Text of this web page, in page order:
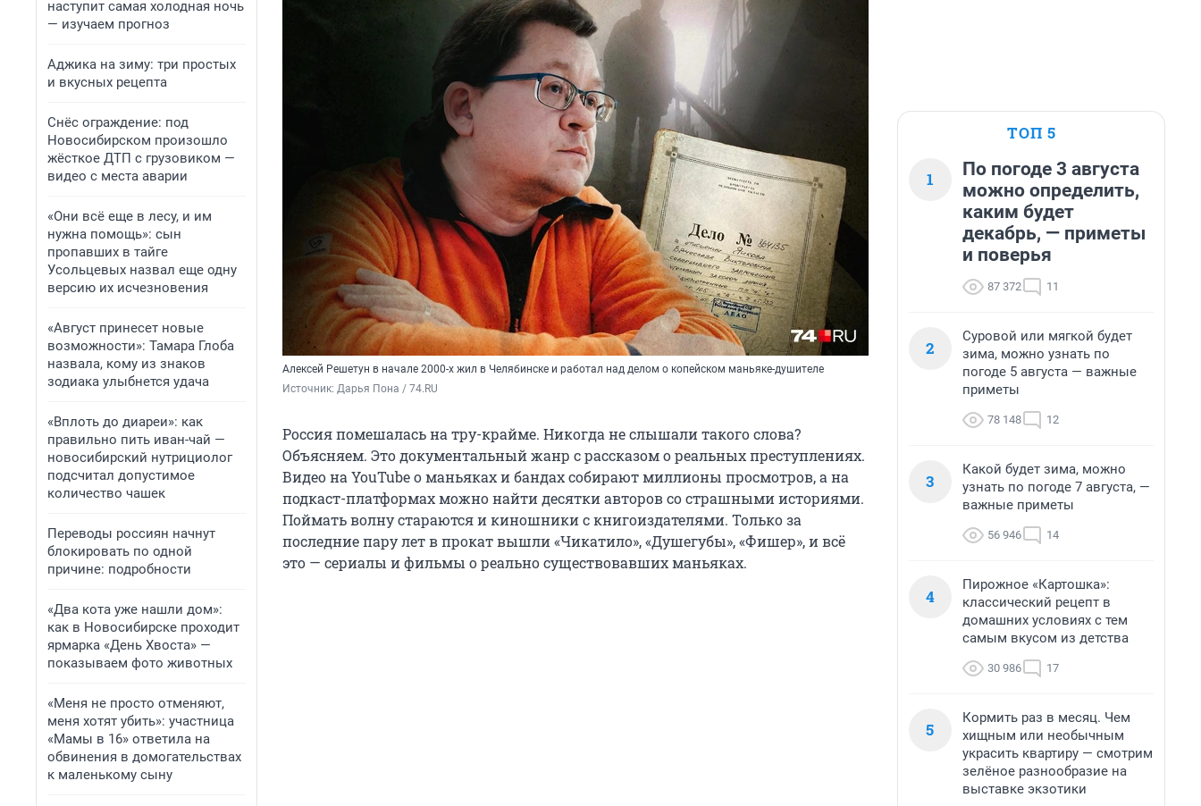
наступит самая холодная ночь
— изучаем прогноз
Аджика на зиму: три простых
и вкусных рецепта
Снёс ограждение: под
Новосибирском произошло
жёсткое ДТП с грузовиком —
видео с места аварии
«Они всё еще в лесу, и им
нужна помощь»: сын
пропавших в тайге
Усольцевых назвал еще одну
версию их исчезновения
«Август принесет новые
возможности»: Тамара Глоба
назвала, кому из знаков
зодиака улыбнется удача
«Вплоть до диареи»: как
правильно пить иван-чай —
новосибирский нутрициолог
подсчитал допустимое
количество чашек
Переводы россиян начнут
блокировать по одной
причине: подробности
«Два кота уже нашли дом»:
как в Новосибирске проходит
ярмарка «День Хвоста» —
показываем фото животных
«Меня не просто отменяют,
меня хотят убить»: участница
«Мамы в 16» ответила на
обвинения в домогательствах
к маленькому сыну
Алексей Решетун в начале 2000-х жил в Челябинске и работал над делом о копейском маньяке-душителе
Источник: Дарья Пона / 74.RU
Россия помешалась на тру-крайме. Никогда не слышали такого слова?
Объясняем. Это документальный жанр с рассказом о реальных преступлениях.
Видео на YouTube о маньяках и бандах собирают миллионы просмотров, а на
подкаст-платформах можно найти десятки авторов со страшными историями.
Поймать волну стараются и киношники с книгоиздателями. Только за
последние пару лет в прокат вышли «Чикатило», «Душегубы», «Фишер», и всё
это — сериалы и фильмы о реально существовавших маньяках.
ТОП 5
1
По погоде 3 августа
можно определить,
каким будет
декабрь, — приметы
и поверья
87 372 11
2
Суровой или мягкой будет
зима, можно узнать по
погоде 5 августа — важные
приметы
78 148 12
3
Какой будет зима, можно
узнать по погоде 7 августа, —
важные приметы
56 946 14
4
Пирожное «Картошка»:
классический рецепт в
домашних условиях с тем
самым вкусом из детства
30 986 17
5
Кормить раз в месяц. Чем
хищным или необычным
украсить квартиру — смотрим
зелёное разнообразие на
выставке экзотики